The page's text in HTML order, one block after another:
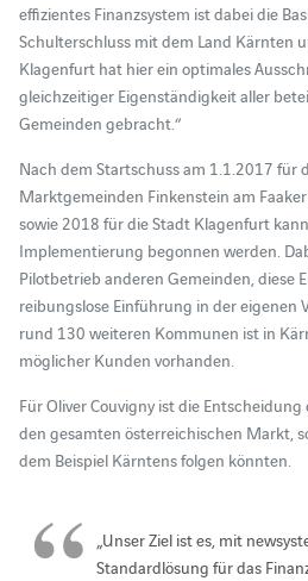
effizientes Finanzsystem ist dabei die
Schulterschluss mit dem Land Kärnten
Klagenfurt hat hier ein optimales
gleichzeitiger Eigenständigkeit aller
Gemeinden gebracht.“
Nach dem Startschuss am 1.1.2017 für
Marktgemeinden Finkenstein am
sowie 2018 für die Stadt Klagenfurt
Implementierung begonnen werden.
Pilotbetrieb anderen Gemeinden, diese
reibungslose Einführung in der eigenen
rund 130 weiteren Kommunen ist in
möglicher Kunden vorhanden.
Für Oliver Couvigny ist die
den gesamten österreichischen Markt,
dem Beispiel Kärntens folgen könnten.
„Unser Ziel ist es, mit
Standardlösung für das